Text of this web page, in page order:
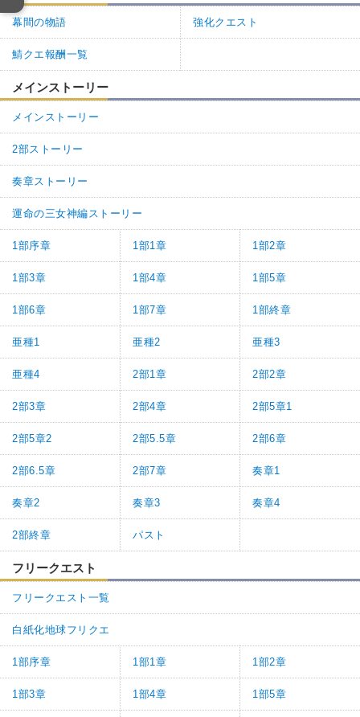
幕間の物語 強化クエスト
鯖クエ報酬一覧
メインストーリー
メインストーリー
2部ストーリー
奏章ストーリー
運命の三女神編ストーリー
1部序章 1部1章 1部2章
1部3章 1部4章 1部5章
1部6章 1部7章 1部終章
亜種1 亜種2 亜種3
亜種4 2部1章 2部2章
2部3章 2部4章 2部5章1
2部5章2 2部5.5章 2部6章
2部6.5章 2部7章 奏章1
奏章2 奏章3 奏章4
2部終章 パスト
フリークエスト
フリークエスト一覧
白紙化地球フリクエ
1部序章 1部1章 1部2章
1部3章 1部4章 1部5章